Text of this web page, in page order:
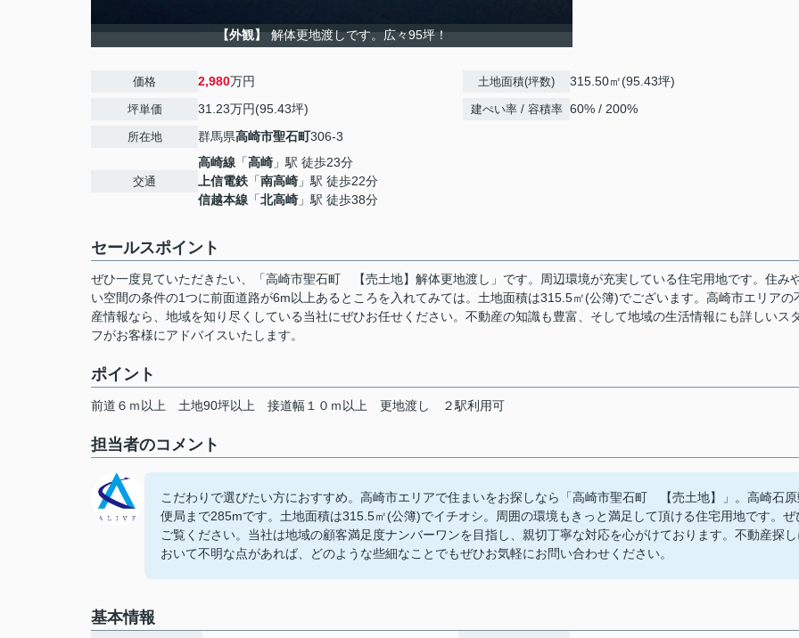
【外観】 解体更地渡しです。広々95坪！
価格 2,980万円
坪単価 31.23万円(95.43坪)
所在地 群馬県高崎市聖石町306-3
交通
高崎線 「高崎 」駅 徒歩23分
上信電鉄 「南高崎 」駅 徒歩22分
信越本線 「北高崎 」駅 徒歩38分
土地面積(坪数) 315.50㎡(95.43坪)
建ぺい率 / 容積率 60% / 200%
セールスポイント
ぜひ一度見ていただきたい、「高崎市聖石町 【売土地】解体更地渡し」です。周辺環境が充実している住宅用地です。住み
い空間の条件の1つに前面道路が6m以上あるところを入れてみては。土地面積は315.5㎡(公簿)でございます。高崎市エリアの
産情報なら、地域を知り尽くしている当社にぜひお任せください。不動産の知識も豊富、そして地域の生活情報にも詳しいス
フがお客様にアドバイスいたします。
ポイント
前道６ｍ以上 土地90坪以上 接道幅１０ｍ以上 更地渡し ２駅利用可
担当者のコメント
こだわりで選びたい方におすすめ。高崎市エリアで住まいをお探しなら「高崎市聖石町 【売土地】」。高崎石
便局まで285mです。土地面積は315.5㎡(公簿)でイチオシ。周囲の環境もきっと満足して頂ける住宅用地です。ぜ
ご覧ください。当社は地域の顧客満足度ナンバーワンを目指し、親切丁寧な対応を心がけております。不動産探
おいて不明な点があれば、どのような些細なことでもぜひお気軽にお問い合わせください。
基本情報